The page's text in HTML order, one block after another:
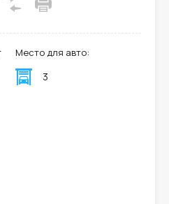
Место для авто:
3